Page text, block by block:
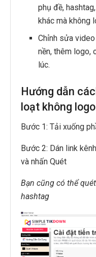
phụ đề,
khác mà không
Chỉnh sửa
nền, thêm logo,
lúc.
Hướng dẫn
loạt không
Bước 1: Tải xuống
Bước 2: Dán link
và nhấn Quét
Bạn cũng có thể
hashtag